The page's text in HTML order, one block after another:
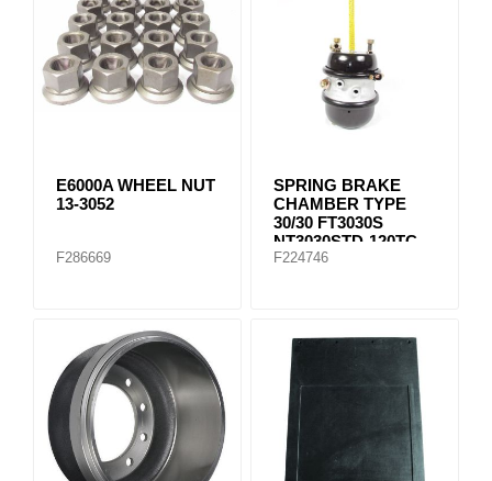
E6000A WHEEL NUT
13-3052
F286669
SPRING BRAKE
CHAMBER TYPE
30/30 FT3030S
NT3030STD-120TC
F224746